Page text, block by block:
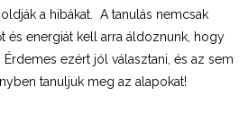
a hibákat. A tanulás nemcsak
és energiát kell arra áldoznunk, hogy
ezért jól választani, és az sem
tanuljuk meg az alapokat!